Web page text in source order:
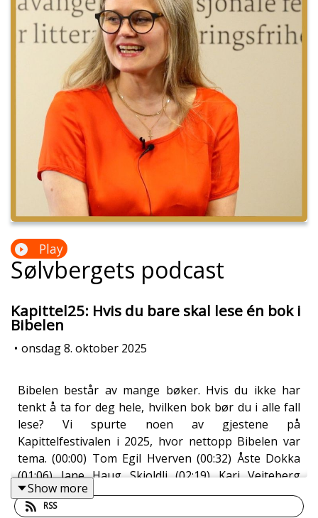
Play
Sølvbergets podcast
Kapittel25: Hvis du bare skal lese én bok i
Bibelen
• onsdag 8. oktober 2025
Bibelen består av mange bøker. Hvis du ikke har
tenkt å ta for deg hele, hvilken bok bør du i alle fall
lese? Vi spurte noen av gjestene på
Kapittelfestivalen i 2025, hvor nettopp Bibelen var
tema. (00:00) Tom Egil Hverven (00:32) Åste Dokka
(01:06) Jane Haug Skjoldli (02:19) Kari Veiteberg
(02:41) Thea Selliaas Thorsen (04:39) Alf Kjetil
Walgermo --- Innspilt på Sølvberget i september
Show more
RSS